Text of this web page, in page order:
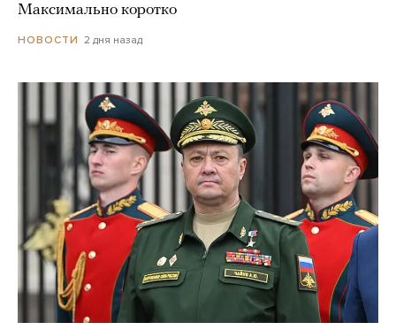
Максимально коротко
НОВОСТИ 2 дня назад